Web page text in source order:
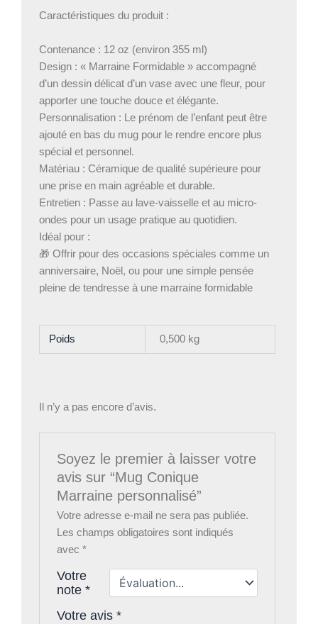
Caractéristiques du produit :
Contenance : 12 oz (environ 355 ml)
Design : « Marraine Formidable » accompagné
d’un dessin délicat d’un vase avec une fleur, pour
apporter une touche douce et élégante.
Personnalisation : Le prénom de l’enfant peut être
ajouté en bas du mug pour le rendre encore plus
spécial et personnel.
Matériau : Céramique de qualité supérieure pour
une prise en main agréable et durable.
Entretien : Passe au lave-vaisselle et au micro-
ondes pour un usage pratique au quotidien.
Idéal pour :
🎁 Offrir pour des occasions spéciales comme un
anniversaire, Noël, ou pour une simple pensée
pleine de tendresse à une marraine formidable
Poids 0,500 kg
Il n’y a pas encore d’avis.
Soyez le premier à laisser votre
avis sur “Mug Conique
Marraine personnalisé”
Votre adresse e-mail ne sera pas publiée.
Les champs obligatoires sont indiqués
avec*
Votre
note*
Votre avis*